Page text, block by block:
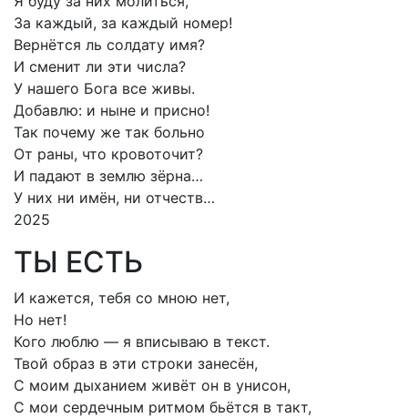
За каждый, за каждый номер!
Вернётся ль солдату имя?
И сменит ли эти числа?
У нашего Бога все живы.
Добавлю: и ныне и присно!
Так почему же так больно
От раны, что кровоточит?
И падают в землю зёрна…
У них ни имён, ни отчеств…
2025
ТЫ ЕСТЬ
И кажется, тебя со мною нет,
Но нет!
Кого люблю — я вписываю в текст.
Твой образ в эти строки занесён,
С моим дыханием живёт он в унисон,
С мои сердечным ритмом бьётся в такт,